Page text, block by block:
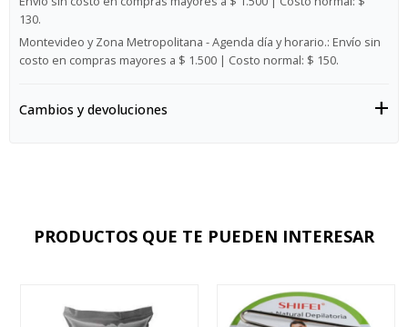
130.
Montevideo y Zona Metropolitana - Agenda día y horario.: Envío sin
costo en compras mayores a $ 1.500 | Costo normal: $ 150.
Cambios y devoluciones
PRODUCTOS QUE TE PUEDEN INTERESAR